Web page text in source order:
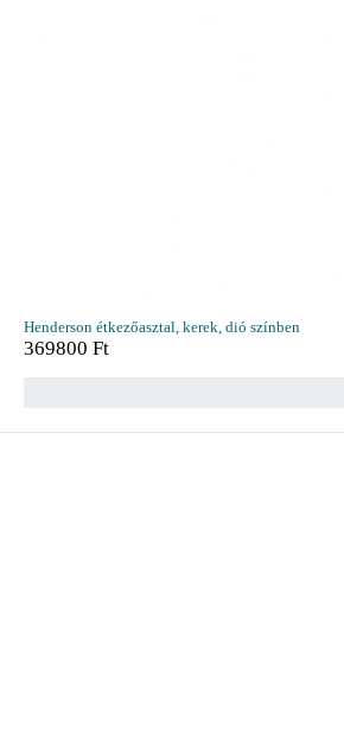
Henderson étkezőasztal, kerek, dió színben
369800 Ft